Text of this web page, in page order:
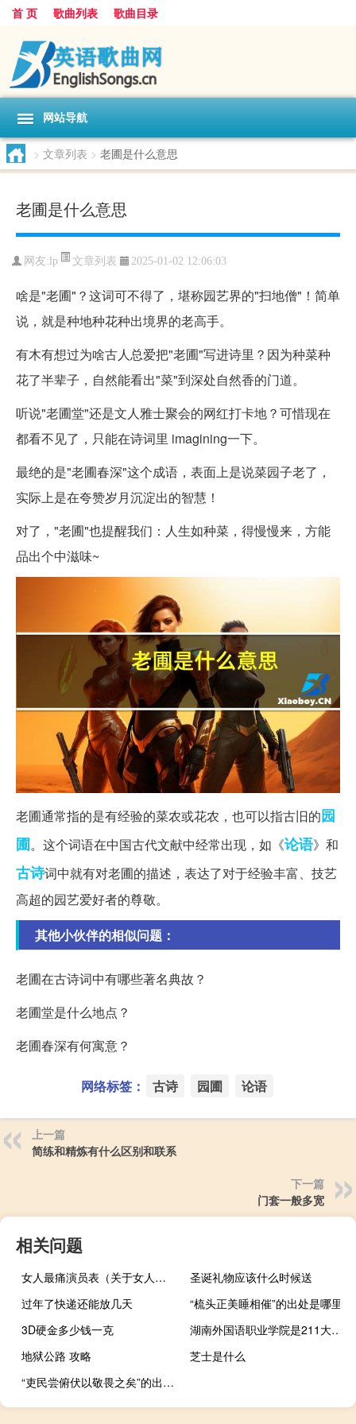
首 页 歌曲列表 歌曲目录
网站导航
> 文章列表 > 老圃是什么意思
老圃是什么意思
网友: lp 文章列表 2025-01-02 12:06:03
啥是"老圃"？这词可不得了，堪称园艺界的"扫地僧"！简单
说，就是种地种花种出境界的老高手。
有木有想过为啥古人总爱把"老圃"写进诗里？因为种菜种
花了半辈子，自然能看出"菜"到深处自然香的门道。
听说"老圃堂"还是文人雅士聚会的网红打卡地？可惜现在
都看不见了，只能在诗词里 imagining一下。
最绝的是"老圃春深"这个成语，表面上是说菜园子老了，
实际上是在夸赞岁月沉淀出的智慧！
对了，"老圃"也提醒我们：人生如种菜，得慢慢来，方能
品出个中滋味~
老圃通常指的是有经验的菜农或花农，也可以指古旧的园
圃。这个词语在中国古代文献中经常出现，如《论语》和
古诗词中就有对老圃的描述，表达了对于经验丰富、技艺
高超的园艺爱好者的尊敬。
其他小伙伴的相似问题：
老圃在古诗词中有哪些著名典故？
老圃堂是什么地点？
老圃春深有何寓意？
网络标签： 古诗 园圃 论语
上一篇
简练和精炼有什么区别和联系
下一篇
门套一般多宽
相关问题
女人最痛演员表（关于女人最痛演员表的介绍）
圣诞礼物应该什么时候送
过年了快递还能放几天
“梳头正美睡相催”的出处是哪里
3D硬金多少钱一克
湖南外国语职业学院是211大学吗
地狱公路 攻略
芝士是什么
“吏民尝俯伏以敬畏之矣”的出处是哪里